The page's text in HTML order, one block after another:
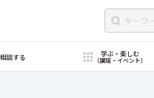
相談する 学ぶ・楽しむ
（講座・イベント）